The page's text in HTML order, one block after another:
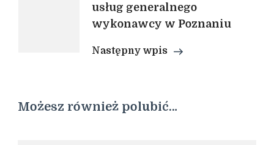
usług generalnego
wykonawcy w Poznaniu
Następny wpis
Możesz również polubić…